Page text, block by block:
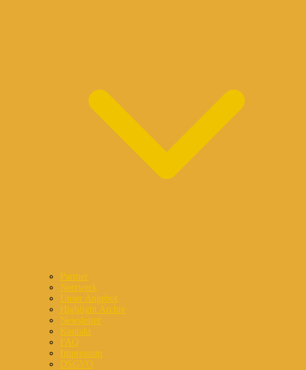
Partner
Netzwerk
Unser Angebot
Highlight Archiv
Newsletter
Kontakt
FAQ
Impressum
DSGVO